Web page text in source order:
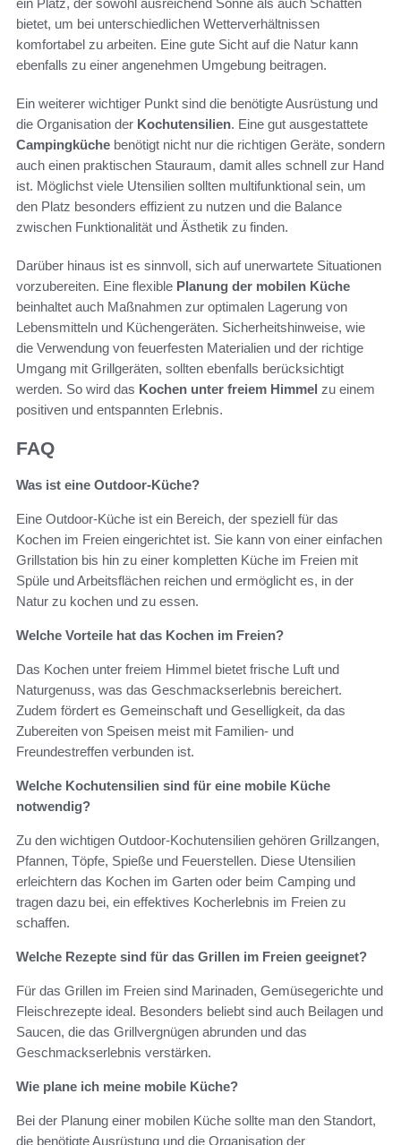
ein Platz, der sowohl ausreichend Sonne als auch Schatten
bietet, um bei unterschiedlichen Wetterverhältnissen
komfortabel zu arbeiten. Eine gute Sicht auf die Natur kann
ebenfalls zu einer angenehmen Umgebung beitragen.
Ein weiterer wichtiger Punkt sind die benötigte Ausrüstung und
die Organisation der Kochutensilien. Eine gut ausgestattete
Campingküche benötigt nicht nur die richtigen Geräte, sondern
auch einen praktischen Stauraum, damit alles schnell zur Hand
ist. Möglichst viele Utensilien sollten multifunktional sein, um
den Platz besonders effizient zu nutzen und die Balance
zwischen Funktionalität und Ästhetik zu finden.
Darüber hinaus ist es sinnvoll, sich auf unerwartete Situationen
vorzubereiten. Eine flexible Planung der mobilen Küche
beinhaltet auch Maßnahmen zur optimalen Lagerung von
Lebensmitteln und Küchengeräten. Sicherheitshinweise, wie
die Verwendung von feuerfesten Materialien und der richtige
Umgang mit Grillgeräten, sollten ebenfalls berücksichtigt
werden. So wird das Kochen unter freiem Himmel zu einem
positiven und entspannten Erlebnis.
FAQ
Was ist eine Outdoor-Küche?
Eine Outdoor-Küche ist ein Bereich, der speziell für das
Kochen im Freien eingerichtet ist. Sie kann von einer einfachen
Grillstation bis hin zu einer kompletten Küche im Freien mit
Spüle und Arbeitsflächen reichen und ermöglicht es, in der
Natur zu kochen und zu essen.
Welche Vorteile hat das Kochen im Freien?
Das Kochen unter freiem Himmel bietet frische Luft und
Naturgenuss, was das Geschmackserlebnis bereichert.
Zudem fördert es Gemeinschaft und Geselligkeit, da das
Zubereiten von Speisen meist mit Familien- und
Freundestreffen verbunden ist.
Welche Kochutensilien sind für eine mobile Küche
notwendig?
Zu den wichtigen Outdoor-Kochutensilien gehören Grillzangen,
Pfannen, Töpfe, Spieße und Feuerstellen. Diese Utensilien
erleichtern das Kochen im Garten oder beim Camping und
tragen dazu bei, ein effektives Kocherlebnis im Freien zu
schaffen.
Welche Rezepte sind für das Grillen im Freien geeignet?
Für das Grillen im Freien sind Marinaden, Gemüsegerichte und
Fleischrezepte ideal. Besonders beliebt sind auch Beilagen und
Saucen, die das Grillvergnügen abrunden und das
Geschmackserlebnis verstärken.
Wie plane ich meine mobile Küche?
Bei der Planung einer mobilen Küche sollte man den Standort,
die benötigte Ausrüstung und die Organisation der